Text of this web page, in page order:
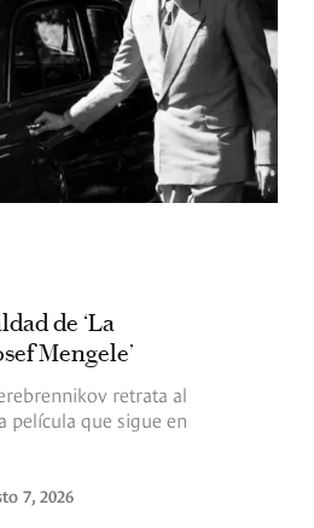
de ‘La
Mengele’
retrata al
película que sigue en
7, 2026